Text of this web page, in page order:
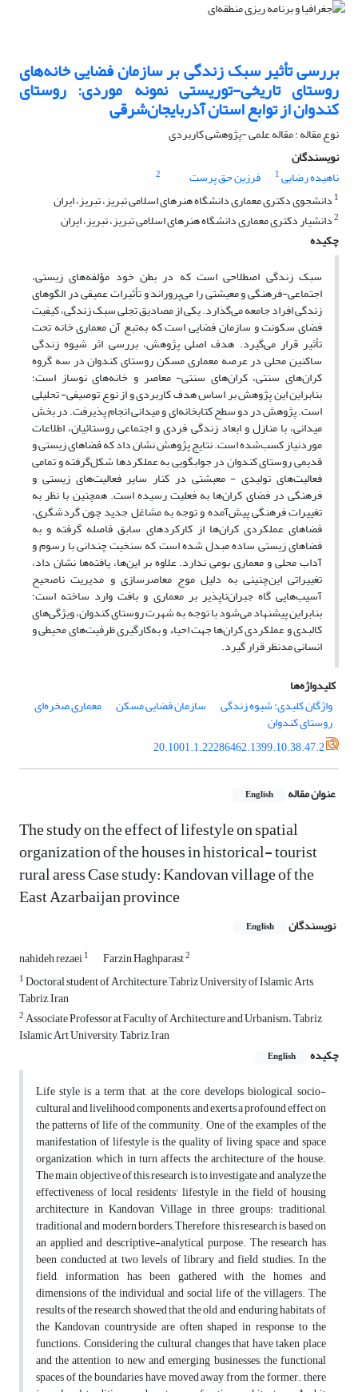
بررسی تأثیر سبک زندگی بر سازمان فضایی خانه‌های
روستای تاریخی-توریستی نمونه موردی: روستای
کندوان از توابع استان آذربایجان‌شرقی
نوع مقاله : مقاله علمی -پژوهشی کاربردی
نویسندگان
ناهیده رضایی1 فرزین حق پرست
2
1 دانشجوی دکتری معماری دانشگاه‌ هنرهای اسلامی تبریز، تبریز، ایران
2دانشیار دکتری معماری دانشگاه‌ هنرهای اسلامی تبریز، تبریز، ایران
چکیده
سبک زندگی اصطلاحی است که در بطن خود مؤلفه‌های زیستی،
اجتماعی-فرهنگی و معیشتی را می‌پروراند و تأثیرات عمیقی در الگوهای
زندگی افراد جامعه می‌گذارد. یکی از مصادیق تجلی سبک زندگی، کیفیت
فضای سکونت و سازمان فضایی است که به‌تبع آن معماری خانه تحت
تأثیر قرار می‌گیرد. هدف اصلی پژوهش، بررسی اثر شیوه زندگی
ساکنین محلی در عرصه معماری مسکن روستای کندوان در سه گروه
کران‌های سنتی، کران‌های سنتی- معاصر و خانه‌های نوساز است؛
بنابراین این پژوهش بر اساس هدف کاربردی و از نوع توصیفی- تحلیلی
است. پژوهش در دو سطح کتابخانه‌ای و میدانی انجام پذیرفت. در بخش
میدانی، با منازل و ابعاد زندگی فردی و اجتماعی روستائیان، اطلاعات
موردنیاز کسب‌شده است. نتایج پژوهش نشان داد که فضاهای زیستی و
قدیمی روستای کندوان در جوابگویی به عملکردها شکل‌گرفته و تمامی
فعالیت‌های تولیدی - معیشتی در کنار سایر فعالیت‌های زیستی و
فرهنگی در فضای کران‌ها به فعلیت رسیده است. همچنین با نظر به
تغییرات فرهنگی پیش‌آمده و توجه به مشاغل جدید چون گردشگری،
فضاهای عملکردی کران‌ها از کارکردهای سابق فاصله گرفته و به
فضاهای زیستی ساده مبدل شده است که سنخیت چندانی با رسوم و
آداب محلی و معماری بومی ندارد. علاوه بر این‌ها، یافته‌ها نشان داد،
تغییراتی این‌چنینی به دلیل موج معاصرسازی و مدیریت ناصحیح
آسیب‌هایی گاه جبران‌ناپذیر بر معماری و بافت وارد ساخته است؛
بنابراین پیشنهاد می‌شود با توجه به شهرت روستای کندوان، ویژگی‌های
کالبدی و عملکردی کران‌ها جهت احیاء و به‌کارگیری ظرفیت‌های محیطی و
انسانی مدنظر قرار گیرد.
کلیدواژه‌ها
واژگان کلیدی: شیوه زندگی
سازمان فضایی مسکن معماری صخره‌ای
روستای کندوان
20.1001.1.22286462.1399.10.38.47.2
عنوان مقاله English
The study on the effect of lifestyle on spatial
organization of the houses in historical- tourist
rural aress Case study: Kandovan village of the
East Azarbaijan province
نویسندگان English
nahideh rezaei1 Farzin Haghparast2
1Doctoral student of Architecture, Tabriz University of Islamic Arts,
Tabriz, Iran
2Associate Professor at Faculty of Architecture and Urbanism، Tabriz
Islamic Art University, Tabriz, Iran
چکیده
English
Life style is a term that, at the core, develops biological, socio-
cultural and livelihood components, and exerts a profound effect on
the patterns of life of the community. One of the examples of the
manifestation of lifestyle is the quality of living space and space
organization, which in turn affects the architecture of the house.
The main objective of this research is to investigate and analyze the
effectiveness of local residents' lifestyle in the field of housing
architecture in Kandovan Village in three groups: traditional,
traditional and modern borders; Therefore, this research is based on
an applied and descriptive-analytical purpose. The research has
been conducted at two levels of library and field studies. In the
field, information has been gathered with the homes and
dimensions of the individual and social life of the villagers. The
results of the research showed that the old and enduring habitats of
the Kandovan countryside are often shaped in response to the
functions. Considering the cultural changes that have taken place
and the attention to new and emerging businesses, the functional
spaces of the boundaries have moved away from the former. there